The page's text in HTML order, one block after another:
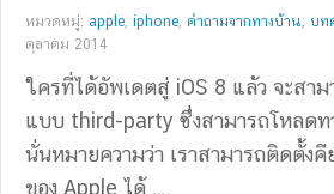
หมวดหมู่: apple, iphone, คำถามจากทางบ้าน, บท
ตุลาคม 2014
ใครที่ได้อัพเดตสู่ iOS 8 แล้ว จะสา
แบบ third-party ซึ่งสามารถโหลด
นั่นหมายความว่า เราสามารถติดตั้ง
ของ Apple ได้ ...